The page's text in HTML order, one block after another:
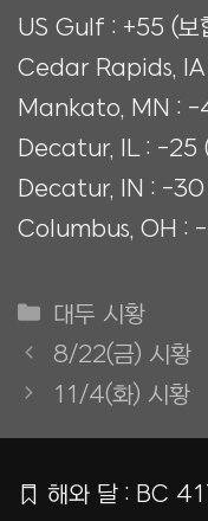
US Gulf : +55 (보
Cedar Rapids,
Mankato, MN : -
Decatur, IL : -25
Decatur, IN : -30
Columbus, OH :
카
테
리
대두 시황
8/22(금) 시황
11/4(화) 시황
Ẍ 해와 달 : BC